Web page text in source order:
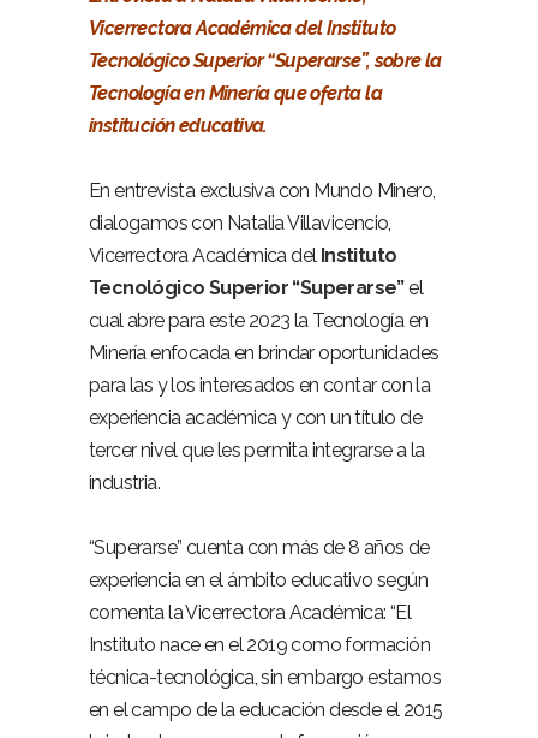
Vicerrectora Académica del Instituto
Tecnológico Superior “Superarse”, sobre la
Tecnología en Minería que oferta la
institución educativa.
En entrevista exclusiva con Mundo Minero,
dialogamos con Natalia Villavicencio,
Vicerrectora Académica del Instituto
Tecnológico Superior “Superarse”el
cual abre para este 2023 la Tecnología en
Minería enfocada en brindar oportunidades
para las y los interesados en contar con la
experiencia académica y con un título de
tercer nivel que les permita integrarse a la
industria.
“Superarse” cuenta con más de 8 años de
experiencia en el ámbito educativo según
comenta la Vicerrectora Académica: “El
Instituto nace en el 2019 como formación
técnica-tecnológica, sin embargo estamos
en el campo de la educación desde el 2015